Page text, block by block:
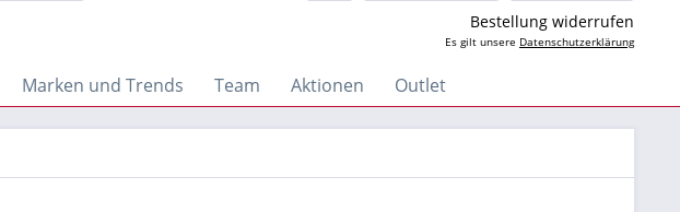
Bestellung widerrufen
Es gilt unsere Datenschutzerklärung
Marken und Trends Team Aktionen Outlet